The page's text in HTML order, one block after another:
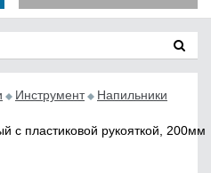
Инструмент
Напильники
с пластиковой рукояткой, 200мм